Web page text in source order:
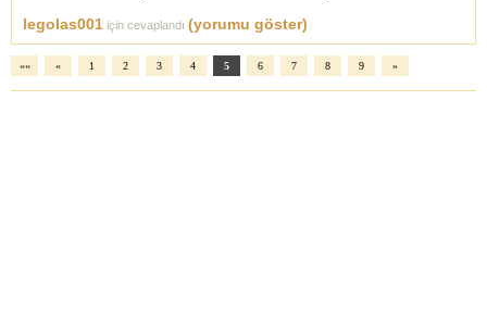
legolas001 için cevaplandı (yorumu göster)
«« « 1 2 3 4 5 6 7 8 9 »